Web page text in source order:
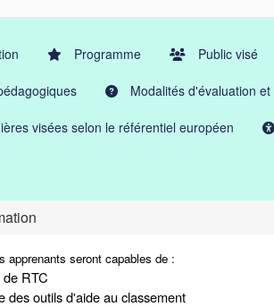
Programme Public visé
Modalités d'évaluation
visées selon le référentiel européen
apprenants seront capables de :
RTC
des outils d'aide au classement